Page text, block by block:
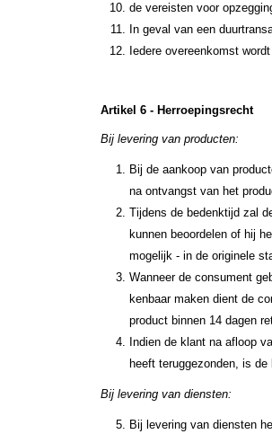
de vereisten voor
In geval van een
Iedere overeenkomst
Artikel 6 - Herroepingsrecht
Bij levering van producten:
Bij de aankoop van
na ontvangst van het
Tijdens de bedenktijd zal
kunnen beoordelen of hij
mogelijk - in de originele
Wanneer de consument
kenbaar maken dient de
product binnen 14 dagen
Indien de klant na afloop
heeft teruggezonden, is de
Bij levering van diensten:
Bij levering van diensten